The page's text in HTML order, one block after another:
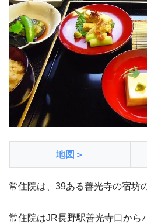
地図＞
常住院は、39ある善光寺の宿坊
常住院はJR長野駅善光寺口から